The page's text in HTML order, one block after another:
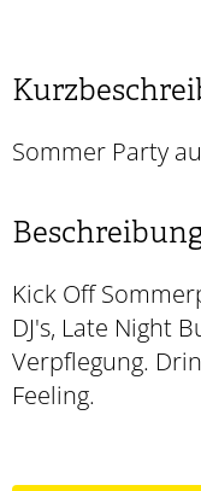
Sommer Party
Kick Off
DJ's, Late Night
Verpflegung.
Feeling.